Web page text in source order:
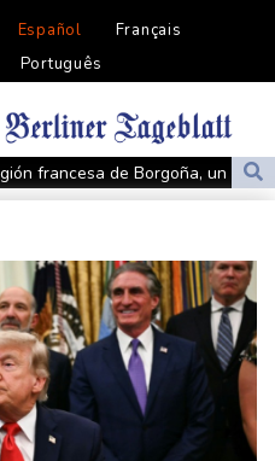
Español
Français
Português
francesa de Borgoña, un
impulsan el éxodo de los
inglés de Zweig, el escritor
de rana descubierta en